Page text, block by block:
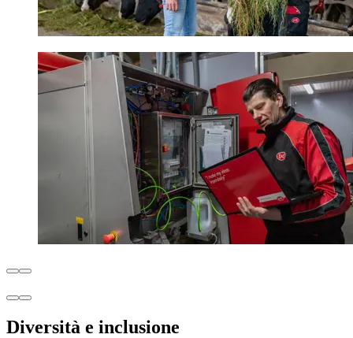
Diversità e inclusione